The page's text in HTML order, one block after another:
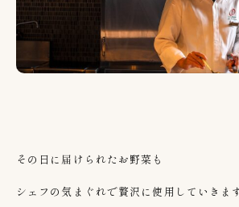
その日に届けられたお野菜も
シェフの気まぐれで贅沢に使用していきます